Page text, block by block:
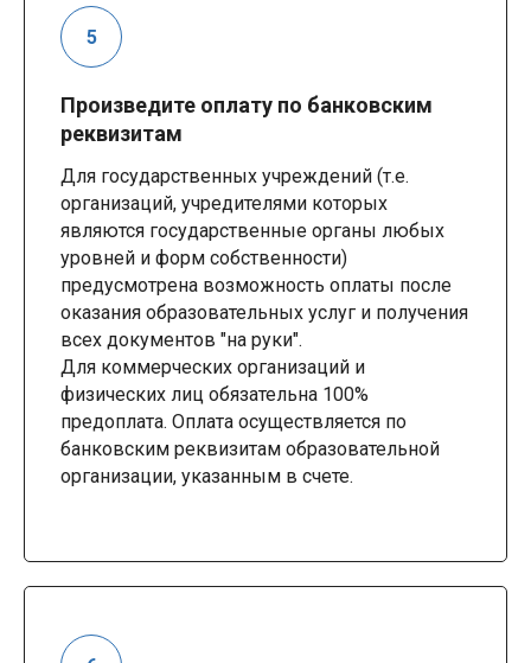
Произведите оплату по банковским
реквизитам
Для государственных учреждений (т.е.
организаций, учредителями которых
являются государственные органы любых
уровней и форм собственности)
предусмотрена возможность оплаты после
оказания образовательных услуг и получения
всех документов "на руки".
Для коммерческих организаций и
физических лиц обязательна 100%
предоплата. Оплата осуществляется по
банковским реквизитам образовательной
организации, указанным в счете.